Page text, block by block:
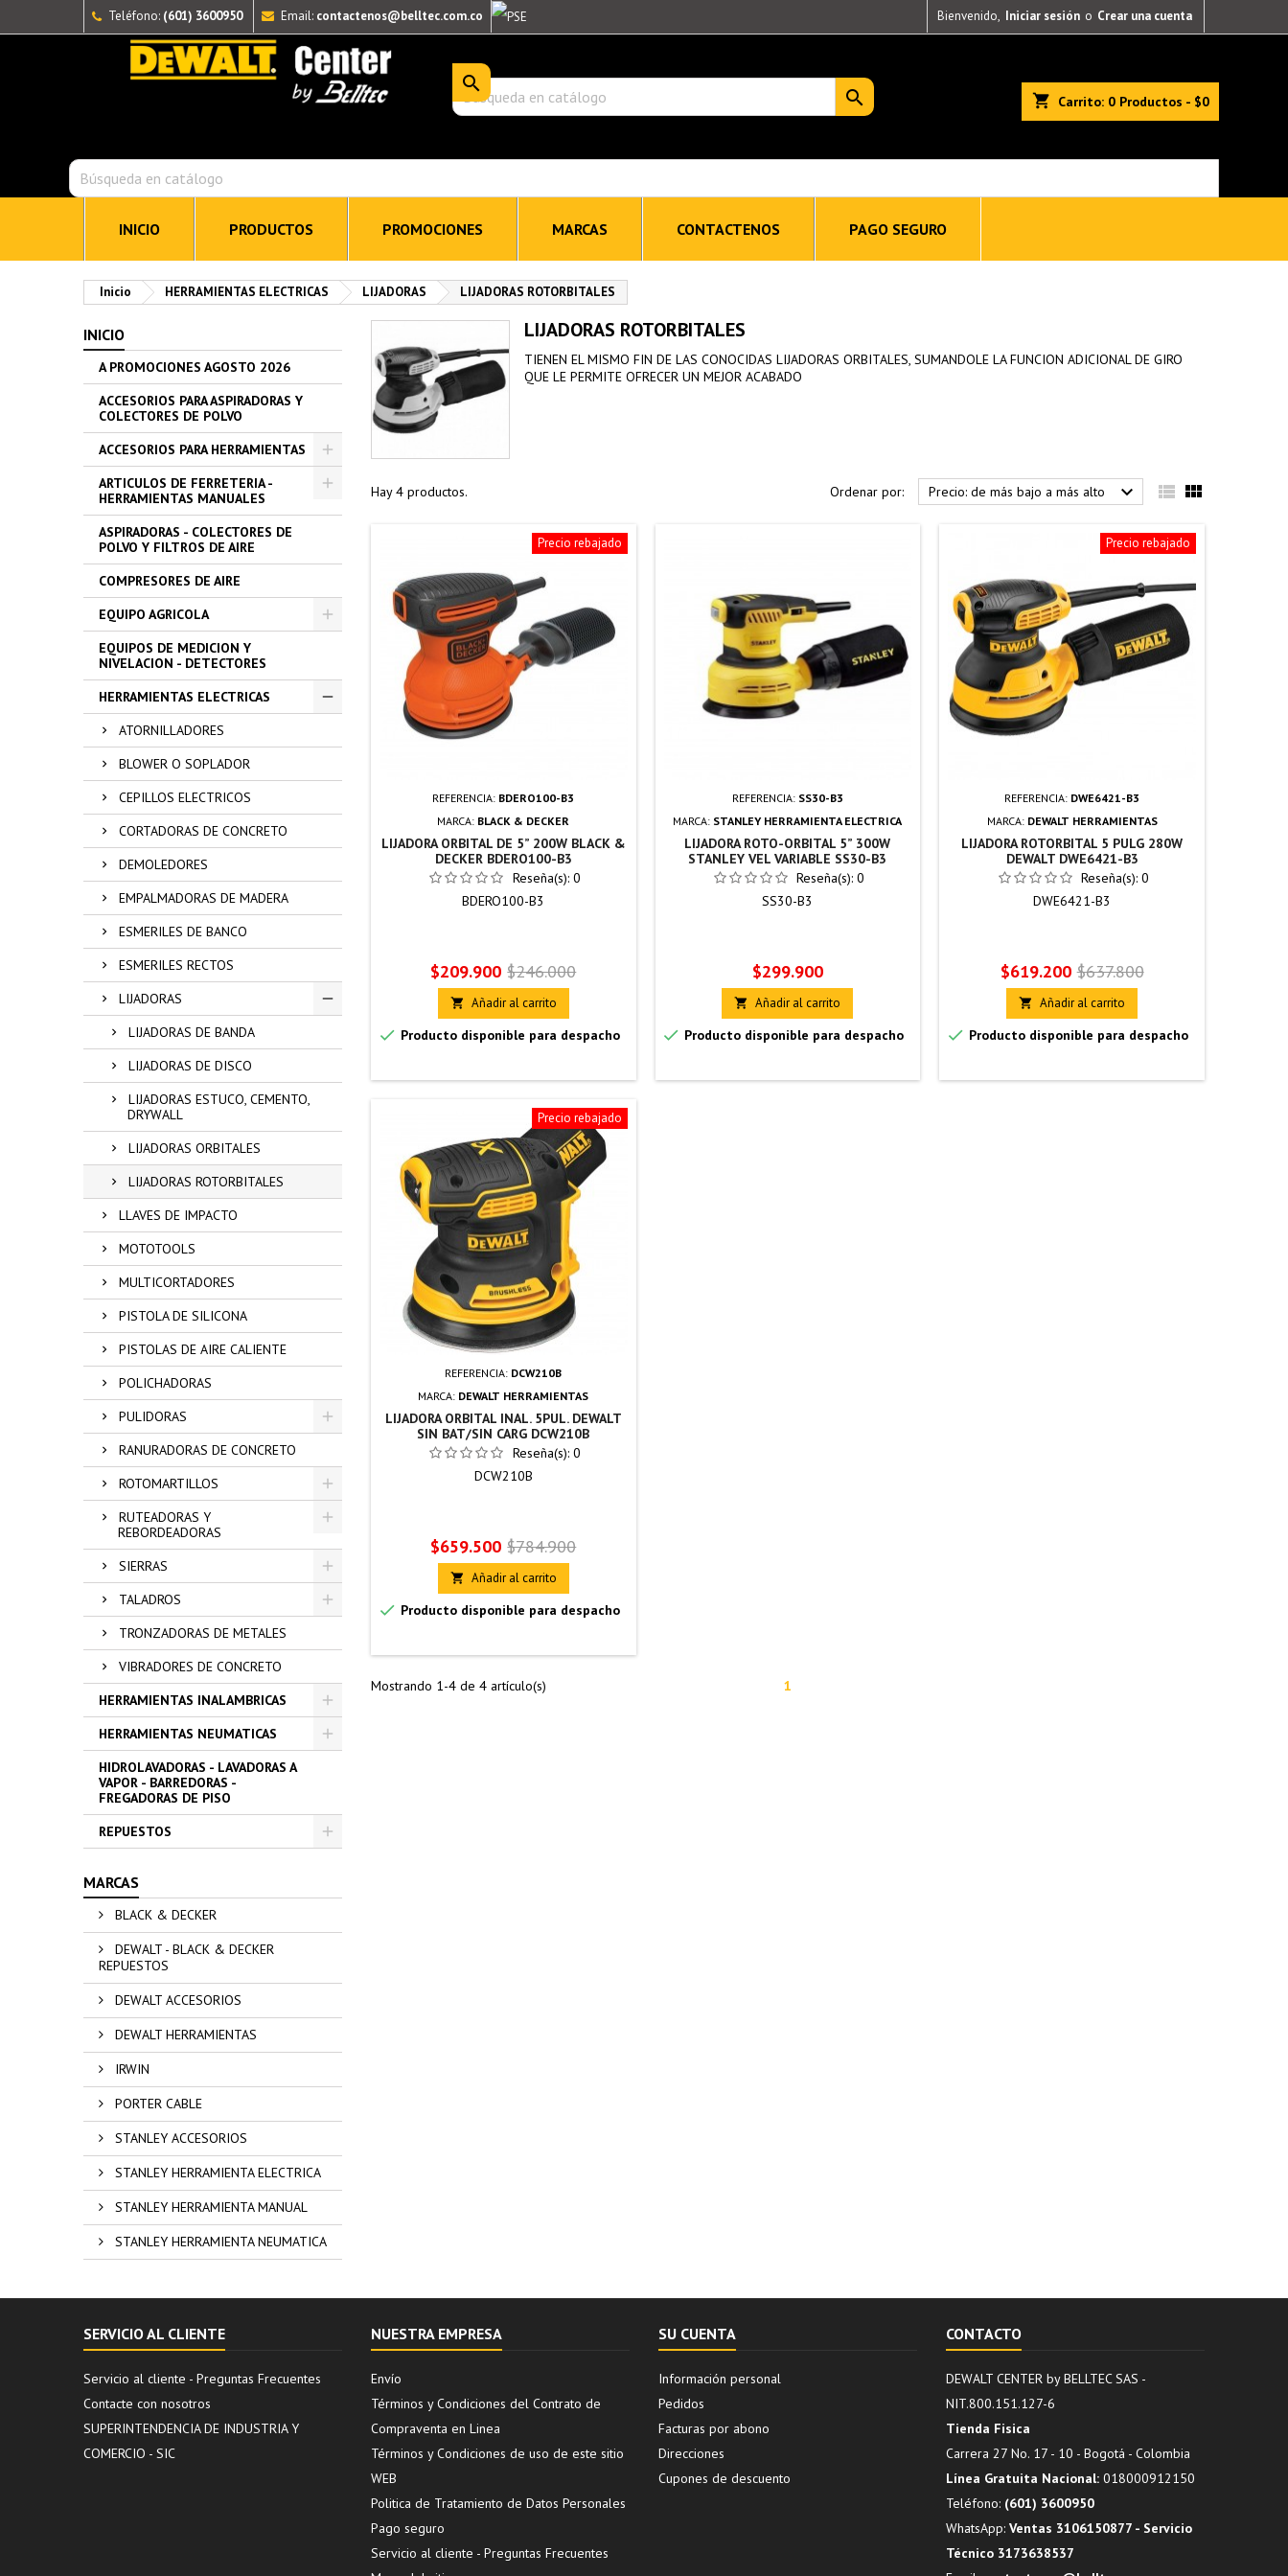
Teléfono: (601) 3600950 Email: contactenos@belltec.com.co Bienvenido, Iniciar sesión o Crear una cuenta
shopping_cart Carrito: 0 Productos - $0


INICIO PRODUCTOS PROMOCIONES MARCAS CONTACTENOS PAGO SEGURO
Inicio HERRAMIENTAS ELECTRICAS LIJADORAS LIJADORAS ROTORBITALES
INICIO
A PROMOCIONES AGOSTO 2026
ACCESORIOS PARA ASPIRADORAS Y
COLECTORES DE POLVO
ACCESORIOS PARA HERRAMIENTAS
ARTICULOS DE FERRETERIA -
HERRAMIENTAS MANUALES
ASPIRADORAS - COLECTORES DE
POLVO Y FILTROS DE AIRE
COMPRESORES DE AIRE
EQUIPO AGRICOLA
EQUIPOS DE MEDICION Y
NIVELACION - DETECTORES
HERRAMIENTAS ELECTRICAS
ATORNILLADORES
BLOWER O SOPLADOR
CEPILLOS ELECTRICOS
CORTADORAS DE CONCRETO
DEMOLEDORES
EMPALMADORAS DE MADERA
ESMERILES DE BANCO
ESMERILES RECTOS
LIJADORAS
LIJADORAS DE BANDA
LIJADORAS DE DISCO
LIJADORAS ESTUCO, CEMENTO,
DRYWALL
LIJADORAS ORBITALES
LIJADORAS ROTORBITALES
LLAVES DE IMPACTO
MOTOTOOLS
MULTICORTADORES
PISTOLA DE SILICONA
PISTOLAS DE AIRE CALIENTE
POLICHADORAS
PULIDORAS
RANURADORAS DE CONCRETO
ROTOMARTILLOS
RUTEADORAS Y
REBORDEADORAS
SIERRAS
TALADROS
TRONZADORAS DE METALES
VIBRADORES DE CONCRETO
HERRAMIENTAS INALAMBRICAS
HERRAMIENTAS NEUMATICAS
HIDROLAVADORAS - LAVADORAS A
VAPOR - BARREDORAS -
FREGADORAS DE PISO
REPUESTOS
MARCAS
BLACK & DECKER
DEWALT - BLACK & DECKER
REPUESTOS
DEWALT ACCESORIOS
DEWALT HERRAMIENTAS
IRWIN
PORTER CABLE
STANLEY ACCESORIOS
STANLEY HERRAMIENTA ELECTRICA
STANLEY HERRAMIENTA MANUAL
STANLEY HERRAMIENTA NEUMATICA
LIJADORAS ROTORBITALES
TIENEN EL MISMO FIN DE LAS CONOCIDAS LIJADORAS ORBITALES, SUMANDOLE LA FUNCION ADICIONAL DE GIRO
QUE LE PERMITE OFRECER UN MEJOR ACABADO
Hay 4 productos. Ordenar por: Precio: de más bajo a más alto   
Precio rebajado
REFERENCIA: BDERO100-B3
MARCA: BLACK & DECKER
LIJADORA ORBITAL DE 5” 200W BLACK &
DECKER BDERO100-B3
Reseña(s): 0
BDERO100-B3
Precio
$209.900 Precio
base
$246.000
 Añadir al carrito
 Producto disponible para despacho
REFERENCIA: SS30-B3
MARCA: STANLEY HERRAMIENTA ELECTRICA
LIJADORA ROTO-ORBITAL 5” 300W
STANLEY VEL VARIABLE SS30-B3
Reseña(s):0
SS30-B3
Precio
$299.900
 Añadir al carrito
 Producto disponible para despacho
Precio rebajado
REFERENCIA: DWE6421-B3
MARCA: DEWALT HERRAMIENTAS
LIJADORA ROTORBITAL 5 PULG 280W
DEWALT DWE6421-B3
Reseña(s):0
DWE6421-B3
Precio
$619.200 Precio
base
$637.800
 Añadir al carrito
 Producto disponible para despacho
Precio rebajado
REFERENCIA: DCW210B
MARCA: DEWALT HERRAMIENTAS
LIJADORA ORBITAL INAL. 5PUL. DEWALT
SIN BAT/SIN CARG DCW210B
Reseña(s): 0
DCW210B
Precio
$659.500 Precio
base
$784.900
 Añadir al carrito
 Producto disponible para despacho
Mostrando 1-4 de 4 artículo(s) 1
SERVICIO AL CLIENTE
Servicio al cliente - Preguntas Frecuentes
Contacte con nosotros
SUPERINTENDENCIA DE INDUSTRIA Y
COMERCIO - SIC
NUESTRA EMPRESA
Envío
Términos y Condiciones del Contrato de
Compraventa en Linea
Términos y Condiciones de uso de este sitio
WEB
Politica de Tratamiento de Datos Personales
Pago seguro
Servicio al cliente - Preguntas Frecuentes
SU CUENTA
Información personal
Pedidos
Facturas por abono
Direcciones
Cupones de descuento
CONTACTO
DEWALT CENTER by BELLTEC SAS -
NIT.800.151.127-6
Tienda Fisica
Carrera 27 No. 17 - 10 - Bogotá - Colombia
Línea Gratuita Nacional: 018000912150
Teléfono: (601) 3600950
WhatsApp: Ventas 3106150877 - Servicio
Técnico 3173638537